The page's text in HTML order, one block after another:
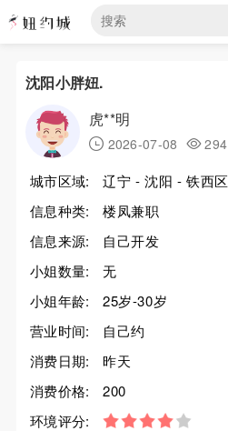
沈阳小胖妞.
虎**明
2026-07-08 294
城市区域:
辽宁 - 沈阳 - 铁西区
信息种类:
楼凤兼职
信息来源:
自己开发
小姐数量:
无
小姐年龄:
25岁-30岁
营业时间:
自己约
消费日期:
昨天
消费价格:
200
环境评分: